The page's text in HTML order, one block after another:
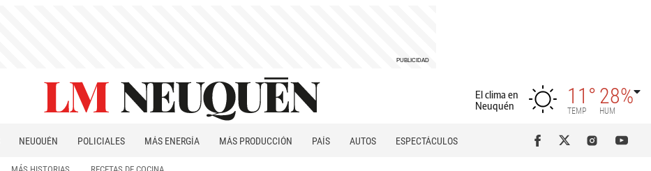
El clima en
Neuquén
11°
TEMP
28%
HUM
NEUQUÉN POLICIALES MÁS ENERGÍA MÁS PRODUCCIÓN PAÍS AUTOS
ESPECTÁCULOS